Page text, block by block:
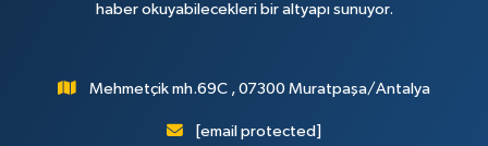
haber okuyabilecekleri bir altyapı sunuyor.
Mehmetçik mh.69C , 07300 Muratpaşa/Antalya
[email protected]